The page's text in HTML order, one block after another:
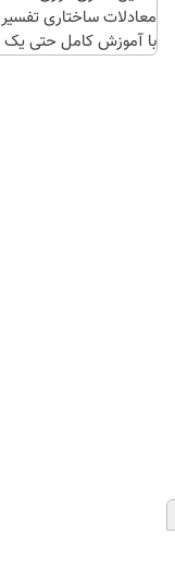
معادلات ساختاری
با آموزش کامل حتی یک